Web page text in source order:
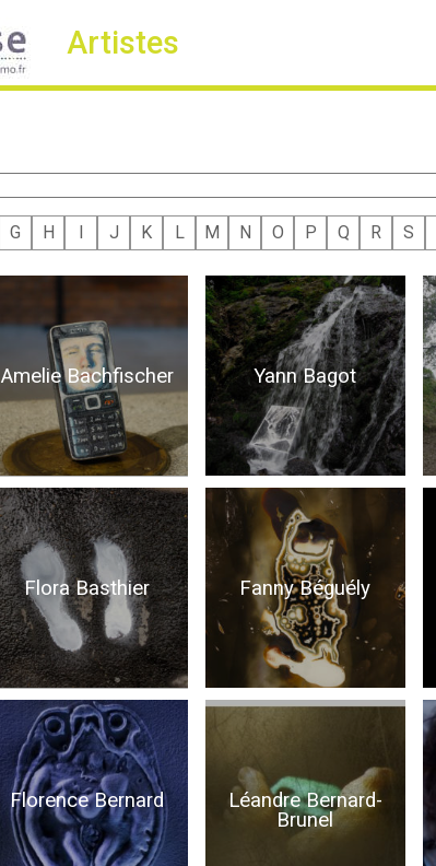
Artistes
G H I J K L M N O P Q R S
Amelie Bachfischer Yann Bagot
Flora Basthier Fanny Béguély
Florence Bernard
Léandre Bernard-
Brunel